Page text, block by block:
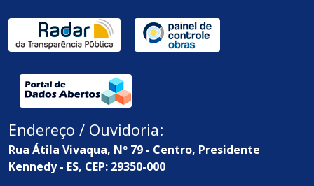
Endereço / Ouvidoria:
Rua Átila Vivaqua, Nº 79 - Centro, Presidente
Kennedy - ES, CEP: 29350-000